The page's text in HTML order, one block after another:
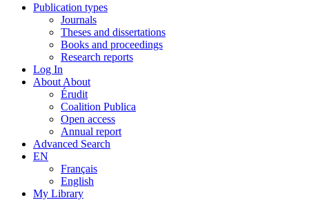
Publication types
Journals
Theses and dissertations
Books and proceedings
Research reports
Log In
About About
Érudit
Coalition Publica
Open access
Annual report
Advanced Search
EN
Français
English
My Library